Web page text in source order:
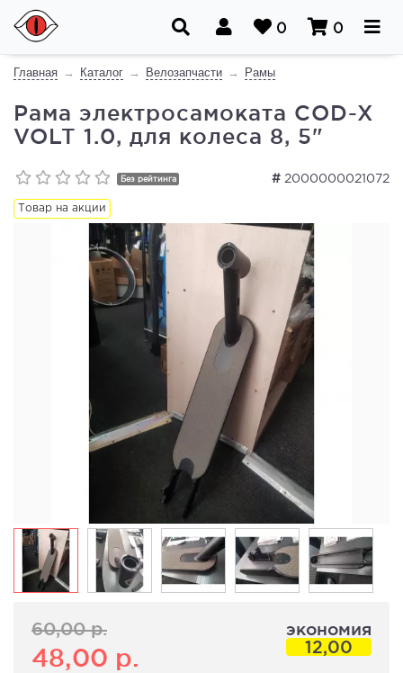
0 0
Главная Каталог Велозапчасти Рамы
Рама электросамоката COD-X
VOLT 1.0, для колеса 8, 5"
# 2000000021072
Без рейтинга
Товар на акции
экономия
12,00
60,00р.
48,00 р.